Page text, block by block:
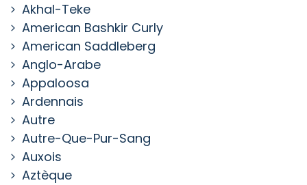
Akhal-Teke
American Bashkir Curly
American Saddleberg
Anglo-Arabe
Appaloosa
Ardennais
Autre
Autre-Que-Pur-Sang
Auxois
Aztèque